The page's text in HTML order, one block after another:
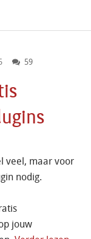
59
veel, maar voor
nodig.
jouw